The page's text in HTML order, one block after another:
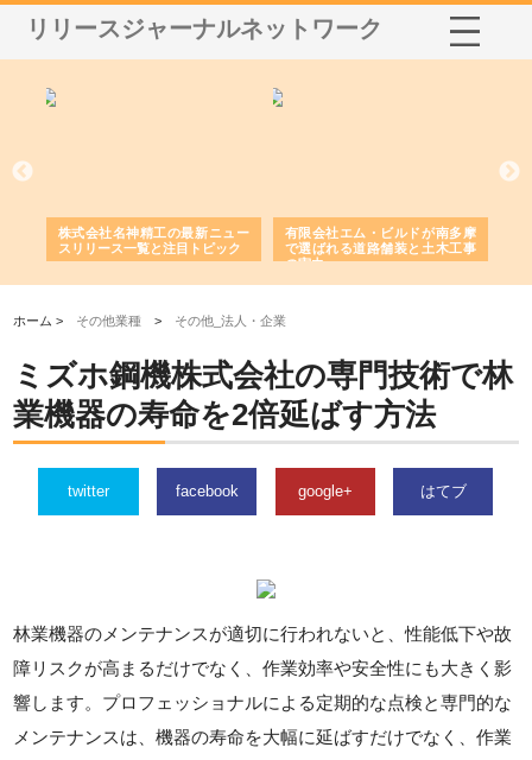
リリースジャーナルネットワーク
株式会社名神精工の最新ニュー
スリリース一覧と注目トピック
有限会社エム・ビルドが南多摩
で選ばれる道路舗装と土木工事
の実力
ホーム > その他業種 > その他_法人・企業
ミズホ鋼機株式会社の専門技術で林
業機器の寿命を2倍延ばす方法
twitter facebook google+ はてブ
林業機器のメンテナンスが適切に行われないと、性能低下や故
障リスクが高まるだけでなく、作業効率や安全性にも大きく影
響します。プロフェッショナルによる定期的な点検と専門的な
メンテナンスは、機器の寿命を大幅に延ばすだけでなく、作業